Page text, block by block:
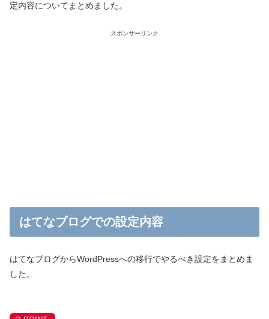
定内容についてまとめました。
スポンサーリンク
はてなブログでの設定内容
はてなブログからWordPressへの移行でやるべき設定をまとめま
した。